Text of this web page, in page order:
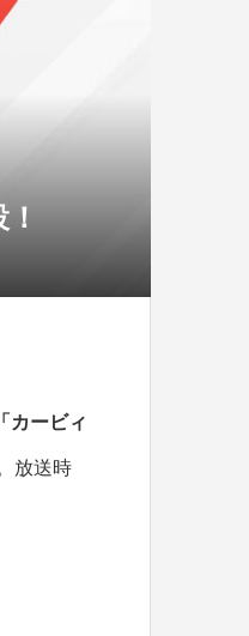
「カービィ
放送時